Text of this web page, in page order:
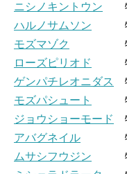
ニシノキントウン
ハルノサムソン
モズマゾク
牡
ローズピリオド
ゲンパチレオニダス
モズパシュート
ジョウショーモード
アバグネイル 牡
ムサシフウジン